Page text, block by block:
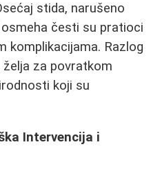
stida, narušeno
česti su pratioci
komplikacijama. Razlog
želja za povratkom
koji su
Intervencija i